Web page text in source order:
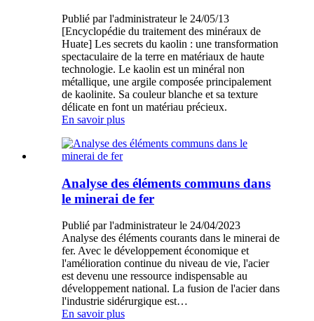
Publié par l'administrateur le 24/05/13
[Encyclopédie du traitement des minéraux de
Huate] Les secrets du kaolin : une transformation
spectaculaire de la terre en matériaux de haute
technologie. Le kaolin est un minéral non
métallique, une argile composée principalement
de kaolinite. Sa couleur blanche et sa texture
délicate en font un matériau précieux.
En savoir plus
Analyse des éléments communs dans
le minerai de fer
Publié par l'administrateur le 24/04/2023
Analyse des éléments courants dans le minerai de
fer. Avec le développement économique et
l'amélioration continue du niveau de vie, l'acier
est devenu une ressource indispensable au
développement national. La fusion de l'acier dans
l'industrie sidérurgique est…
En savoir plus